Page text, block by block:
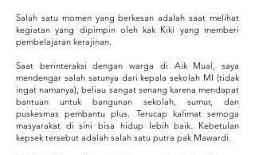
Salah satu momen yang berkesan adalah saat melihat
kegiatan yang dipimpin oleh kak Kiki yang memberi
pembelajaran kerajinan.
Saat berinteraksi dengan warga di Aik Mual, saya
mendengar salah satunya dari kepala sekolah MI (tidak
ingat namanya), beliau sangat senang karena mendapat
bantuan untuk bangunan sekolah, sumur, dan
puskesmas pembantu plus. Terucap kalimat semoga
masyarakat di sini bisa hidup lebih baik. Kebetulan
kepsek tersebut adalah salah satu putra pak Mawardi.